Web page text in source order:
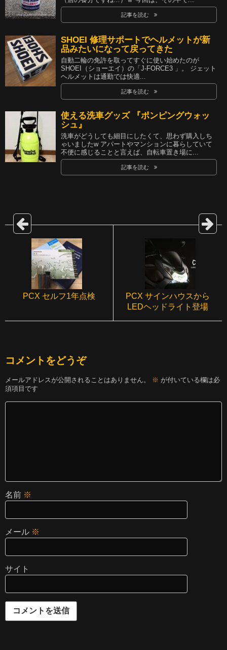
記事を読む
SHOEI 修理サポートでヘルメットが新
品みたいになって戻ってきた
自動二輪の免許を取ってすぐに使い始めたのが
SHOEI（ショーエイ）の「J-FORCE3 」。 ジェット
ヘルメットは通勤では快適...
記事を読む
使える洗車グッズ 『ポンピングウォッ
シュ』
洗車がどうしても細目にしたくて、思わず購入しち
ゃいましたw アパートやマンションに暮らしていて
不便に感じることと言えば、自転車置き場に...
記事を読む
PCX セルフ1年点検
PCX サインハウスから
LEDヘッドライト登場
コメントをどうぞ
メールアドレスが公開されることはありません。 ※ が付いている欄は必
須項目です
名前 ※
メール ※
サイト